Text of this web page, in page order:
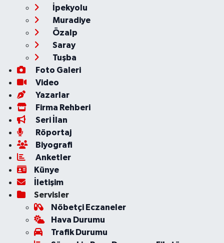
İpekyolu
Muradiye
Özalp
Saray
Tuşba
Foto Galeri
Video
Yazarlar
Firma Rehberi
Seri İlan
Röportaj
Biyografi
Anketler
Künye
İletişim
Servisler
Nöbetçi Eczaneler
Hava Durumu
Trafik Durumu